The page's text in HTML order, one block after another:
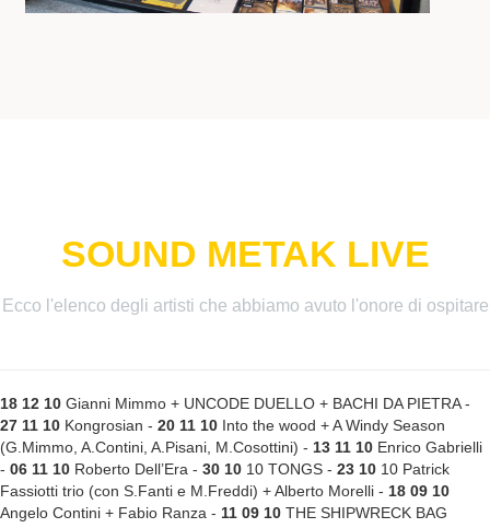
SOUND METAK LIVE
Ecco l'elenco degli artisti che abbiamo avuto l'onore di ospitare
18 12 10 Gianni Mimmo + UNCODE DUELLO + BACHI DA PIETRA -
27 11 10 Kongrosian - 20 11 10 Into the wood + A Windy Season
(G.Mimmo, A.Contini, A.Pisani, M.Cosottini) - 13 11 10 Enrico Gabrielli
- 06 11 10 Roberto Dell’Era - 30 10 10 TONGS - 23 10 10 Patrick
Fassiotti trio (con S.Fanti e M.Freddi) + Alberto Morelli - 18 09 10
Angelo Contini + Fabio Ranza - 11 09 10 THE SHIPWRECK BAG